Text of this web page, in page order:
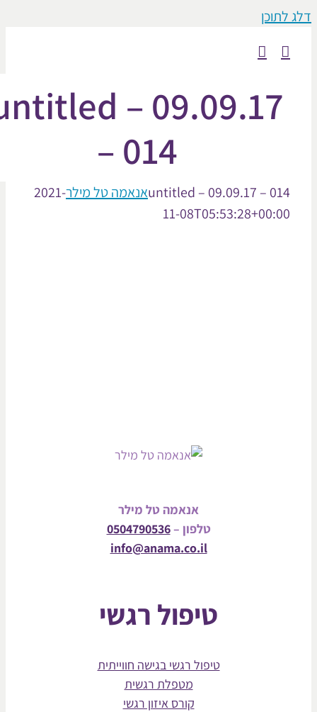
untitled –
– 014
untitled – 09.09.17 –אנאמה טל מילר2021-
11-
אנאמה טל מילר
טלפון –0504790536
info@anama.co.il
טיפול רגשי
טיפול רגשי בגישה חווייתית
מטפלת רגשית
קורס איזון רגשי